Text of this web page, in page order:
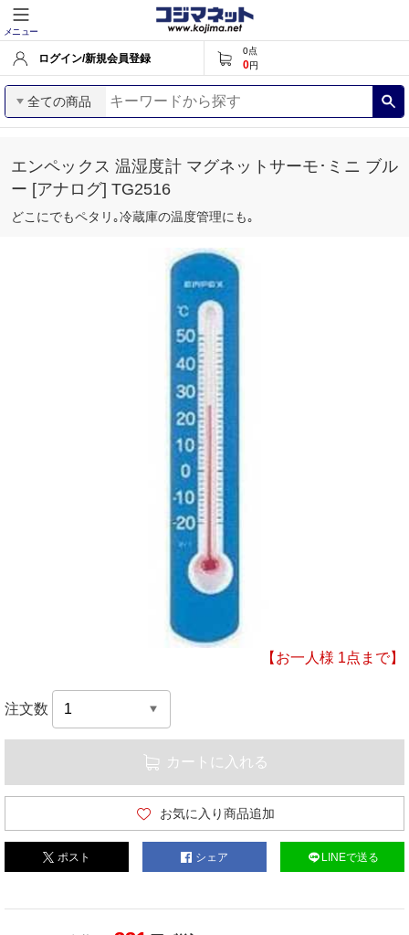
メニュー
ログイン/新規会員登録
0点
0円
全ての商品
エンペックス 温湿度計 マグネットサーモ･ミニ ブル
ー [アナログ] TG2516
どこにでもペタリ｡冷蔵庫の温度管理にも｡
【お一人様 1点まで】
注文数
カートに入れる
お気に入り商品追加
ポスト シェア LINEで送る